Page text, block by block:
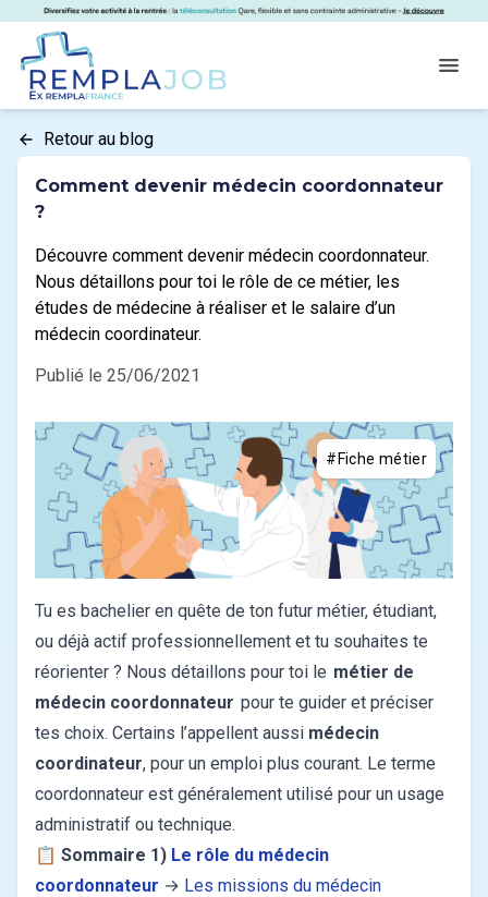
RemplaJob
Retour au blog
Comment devenir médecin coordonnateur
?
Découvre comment devenir médecin coordonnateur.
Nous détaillons pour toi le rôle de ce métier, les
études de médecine à réaliser et le salaire d’un
médecin coordinateur.
Publié le 25/06/2021
#Fiche métier
Tu es bachelier en quête de ton futur métier, étudiant,
ou déjà actif professionnellement et tu souhaites te
réorienter ? Nous détaillons pour toi le métier de
médecin coordonnateur pour te guider et préciser
tes choix. Certains l’appellent aussi médecin
coordinateur, pour un emploi plus courant. Le terme
coordonnateur est généralement utilisé pour un usage
administratif ou technique.
📋 Sommaire 1) Le rôle du médecin
coordonnateur → Les missions du médecin
Panneau de gestion des cookies